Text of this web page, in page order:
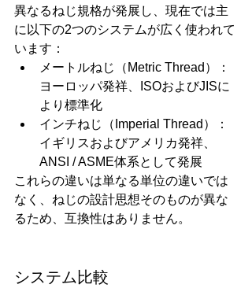
異なるねじ規格が発展し、現在では主
に以下の2つのシステムが広く使われて
います：
メートルねじ（Metric Thread）：
ヨーロッパ発祥、ISOおよびJISに
より標準化
インチねじ（Imperial Thread）：
イギリスおよびアメリカ発祥、
ANSI / ASME体系として発展
これらの違いは単なる単位の違いでは
なく、ねじの設計思想そのものが異な
るため、互換性はありません。
システム比較